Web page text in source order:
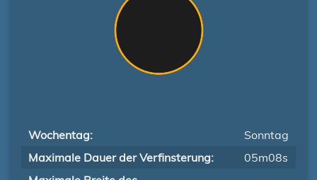
Wochentag:
Sonntag
Maximale Dauer der Verfinsterung:
05m08s